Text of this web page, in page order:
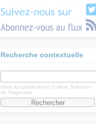
Recherche contextuelle
dans les publications Culture Sciences
de l'Ingénieur